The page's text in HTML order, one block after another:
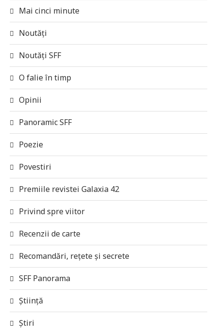
Mai cinci minute
Noutăți
Noutăți SFF
O falie în timp
Opinii
Panoramic SFF
Poezie
Povestiri
Premiile revistei Galaxia 42
Privind spre viitor
Recenzii de carte
Recomandări, rețete și secrete
SFF Panorama
Știință
Știri